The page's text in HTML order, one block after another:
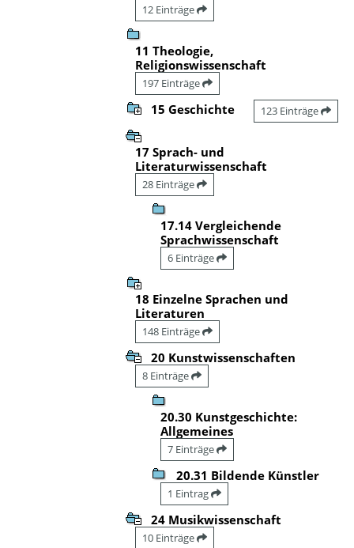
12 Einträge
11 Theologie,
Religionswissenschaft
197 Einträge
15 Geschichte 123 Einträge
17 Sprach- und
Literaturwissenschaft
28 Einträge
17.14 Vergleichende
Sprachwissenschaft
6 Einträge
18 Einzelne Sprachen und
Literaturen
148 Einträge
20 Kunstwissenschaften
8 Einträge
20.30 Kunstgeschichte:
Allgemeines
7 Einträge
20.31 Bildende Künstler
1 Eintrag
24 Musikwissenschaft
10 Einträge